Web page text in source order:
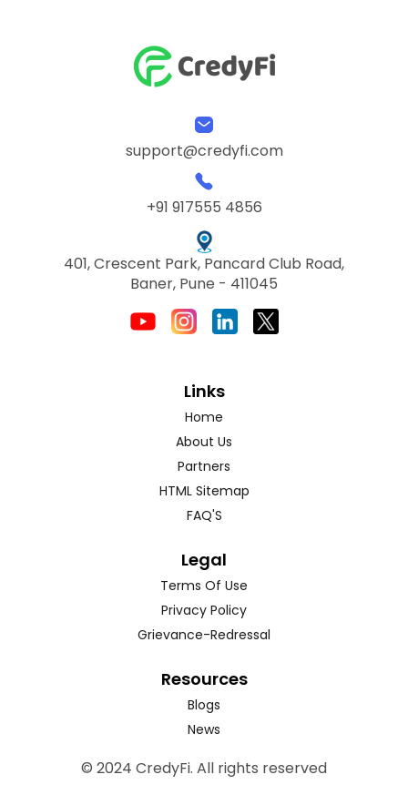
support@credyfi.com
+91 917555 4856
401, Crescent Park, Pancard Club Road,
Baner, Pune - 411045
Links
Home
About Us
Partners
HTML Sitemap
FAQ'S
Legal
Terms Of Use
Privacy Policy
Grievance-Redressal
Resources
Blogs
News
© 2024 CredyFi. All rights reserved